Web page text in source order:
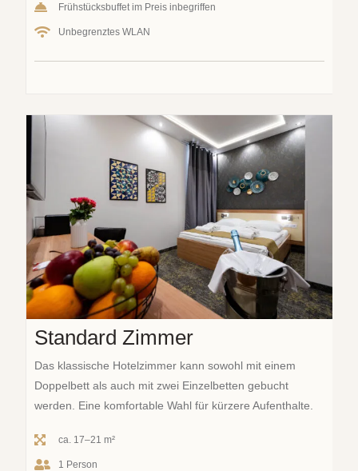
Frühstücksbuffet im Preis inbegriffen
Unbegrenztes WLAN
Standard Zimmer
Das klassische Hotelzimmer kann sowohl mit einem
Doppelbett als auch mit zwei Einzelbetten gebucht
werden. Eine komfortable Wahl für kürzere Aufenthalte.
ca. 17–21 m²
1 Person